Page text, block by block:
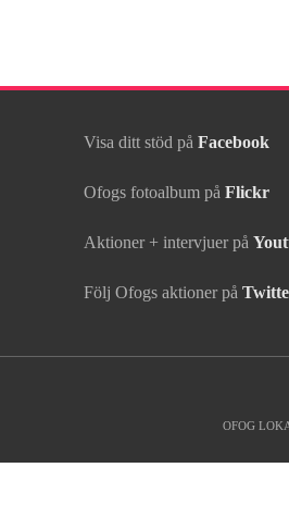
Visa ditt stöd på Facebook
Ofogs fotoalbum på Flickr
Aktioner + intervjuer på
Följ Ofogs aktioner på
OFOG